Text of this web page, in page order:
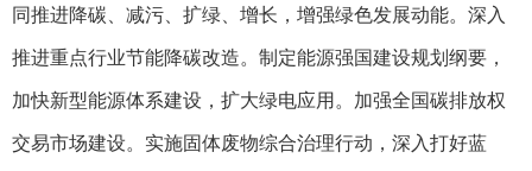
同推进降碳、减污、扩绿、增长，增强绿色发展动能。深入
推进重点行业节能降碳改造。制定能源强国建设规划纲要，
加快新型能源体系建设，扩大绿电应用。加强全国碳排放权
交易市场建设。实施固体废物综合治理行动，深入打好蓝